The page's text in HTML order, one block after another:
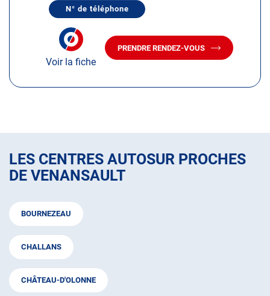
informations
N° de téléphone
AFFICHER
TÉLÉPHONE
VENANSAULT
Voir la fiche
PRENDRE RENDEZ-VOUS
AVEC
LES CENTRES AUTOSUR PROCHES
DE VENANSAULT
BOURNEZEAU
CHALLANS
CHÂTEAU-D'OLONNE